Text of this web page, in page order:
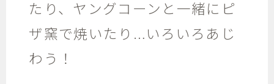
たり、ヤングコーンと一緒にピ
ザ窯で焼いたり…いろいろあじ
わう！